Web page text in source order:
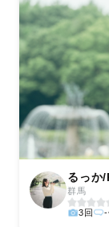
撮影後は、独自
整。自然な雰囲
に。きっと「こ
出会えます。ま
るっか
群馬
3回 -